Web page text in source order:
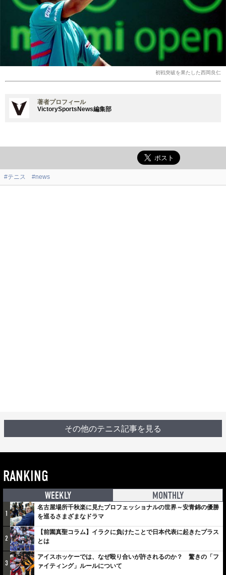
初戦突破を果たした西岡良仁
著者プロフィール
VictorySportsNews編集部
#テニス #news
その他のテニス記事を見る
RANKING
WEEKLY MONTHLY
1
名古屋場所千秋楽に見たプロフェッショナルの世界～安青錦の優勝
を巡るさまざまなドラマ
2
【前園真聖コラム】イラクに負けたことで日本代表に起きたプラス
とは
3
アイスホッケーでは、なぜ殴り合いが許されるのか？ 驚きの「フ
ァイティング」ルールについて